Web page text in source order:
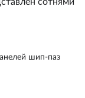
сотнями
шип-паз